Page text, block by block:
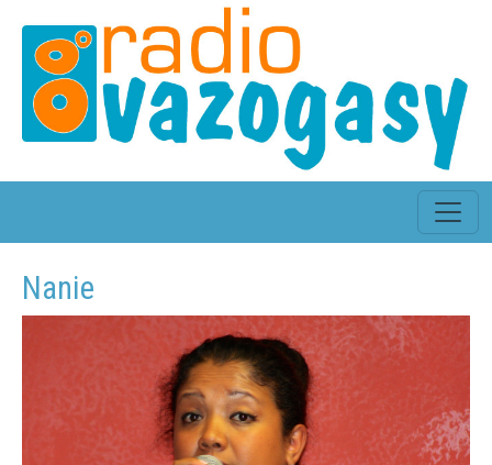
Nanie